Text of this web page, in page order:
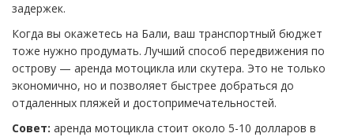
задержек.
Когда вы окажетесь на Бали, ваш транспортный бюджет
тоже нужно продумать. Лучший способ передвижения по
острову — аренда мотоцикла или скутера. Это не только
экономично, но и позволяет быстрее добраться до
отдаленных пляжей и достопримечательностей.
Совет: аренда мотоцикла стоит около 5-10 долларов в